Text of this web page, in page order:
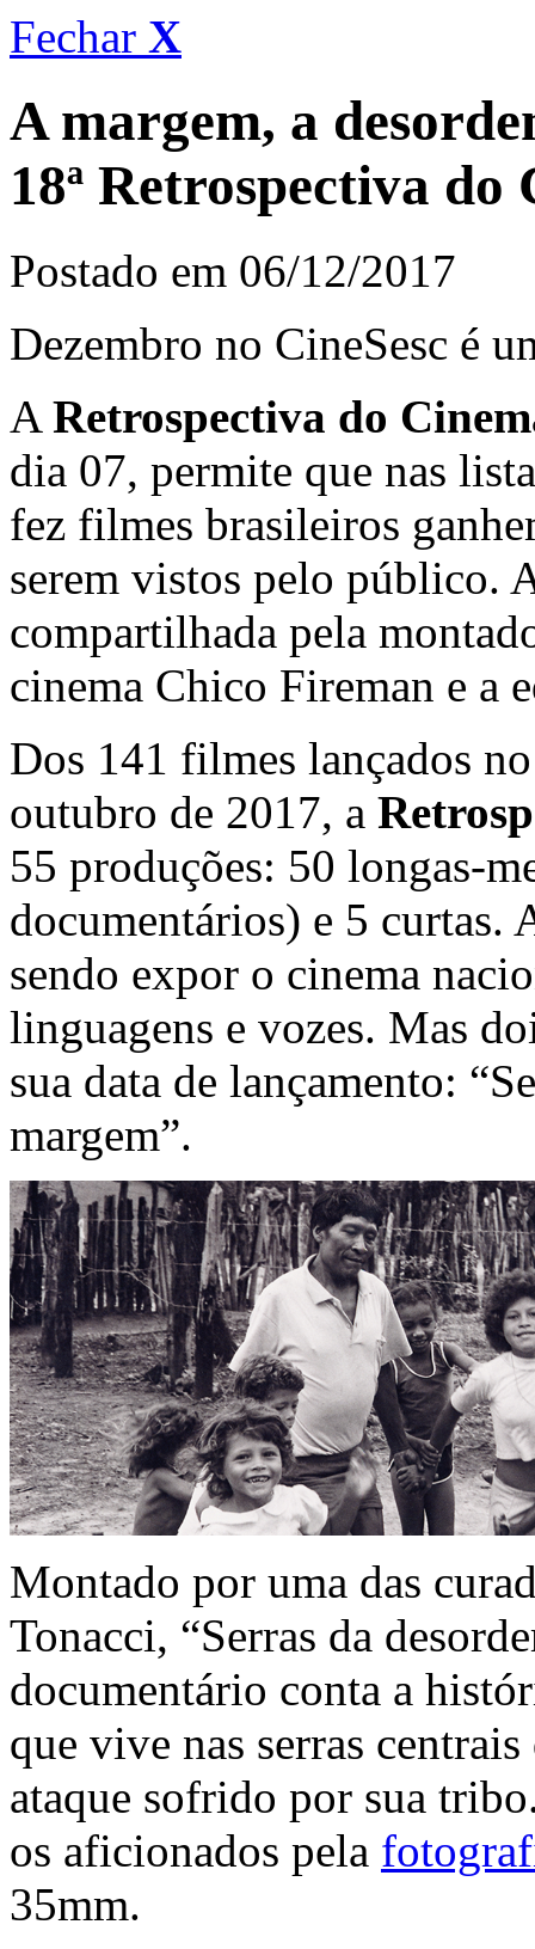
Fechar X
A margem, a
18ª Retrospectiva
Postado em 06/12/2017
Dezembro no CineSesc é
A Retrospectiva do
dia 07, permite que nas
fez filmes brasileiros
serem vistos pelo público.
compartilhada pela
cinema Chico Fireman e a
Dos 141 filmes lançados
outubro de 2017, a
55 produções: 50 longas-
documentários) e 5 curtas.
sendo expor o cinema
linguagens e vozes. Mas
sua data de lançamento:
margem”.
Montado por uma das
Tonacci, “Serras da
documentário conta a
que vive nas serras
ataque sofrido por sua
os aficionados pela
35mm.